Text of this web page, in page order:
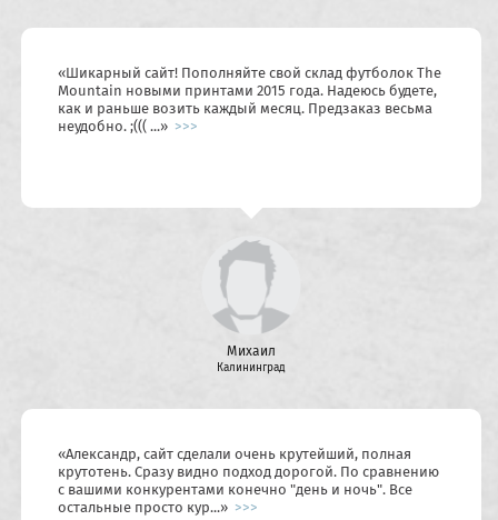
«Шикарный сайт! Пополняйте свой склад футболок The
Mountain новыми принтами 2015 года. Надеюсь будете,
как и раньше возить каждый месяц. Предзаказ весьма
неудобно. ;((( ...» >>>
Михаил
Калининград
«Александр, сайт сделали очень крутейший, полная
крутотень. Сразу видно подход дорогой. По сравнению
с вашими конкурентами конечно "день и ночь". Все
остальные просто кур...» >>>